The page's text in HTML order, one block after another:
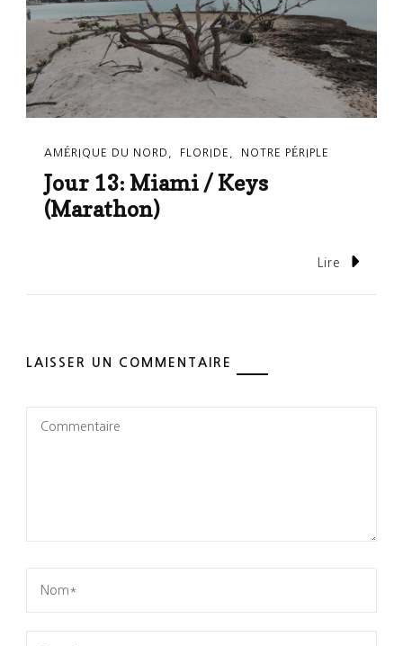
AMÉRIQUE DU NORD FLORIDE NOTRE PÉRIPLE
Jour 13: Miami / Keys
(Marathon)
Lire
LAISSER UN COMMENTAIRE